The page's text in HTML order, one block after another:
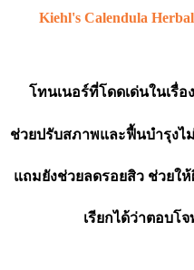
Kiehl's Calendula
โทนเนอร์ที่โดดเด่นในเรื่
ช่วยปรับสภาพและฟื้นบำรุงไ
แถมยังช่วยลดรอยสิว ช่วย
เรียกได้ว่าตอบโ